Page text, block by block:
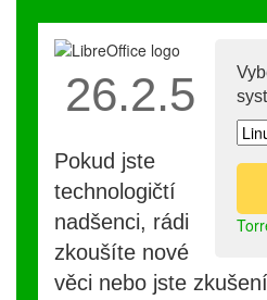
26.2.5
Pokud jste
technologičtí
nadšenci, rádi
zkoušíte nové
věci nebo jste